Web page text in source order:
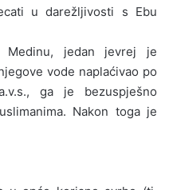
u darežljivosti s Ebu
jedan jevrej je
vode naplaćivao po
ga je bezuspješno
Nakon toga je